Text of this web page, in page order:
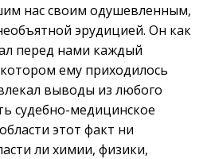
нас своим одушевленным,
эрудицией. Он как
перед нами каждый
ему приходилось
выводы из любого
судебно-медицинское
этот факт ни
ли химии, физики,